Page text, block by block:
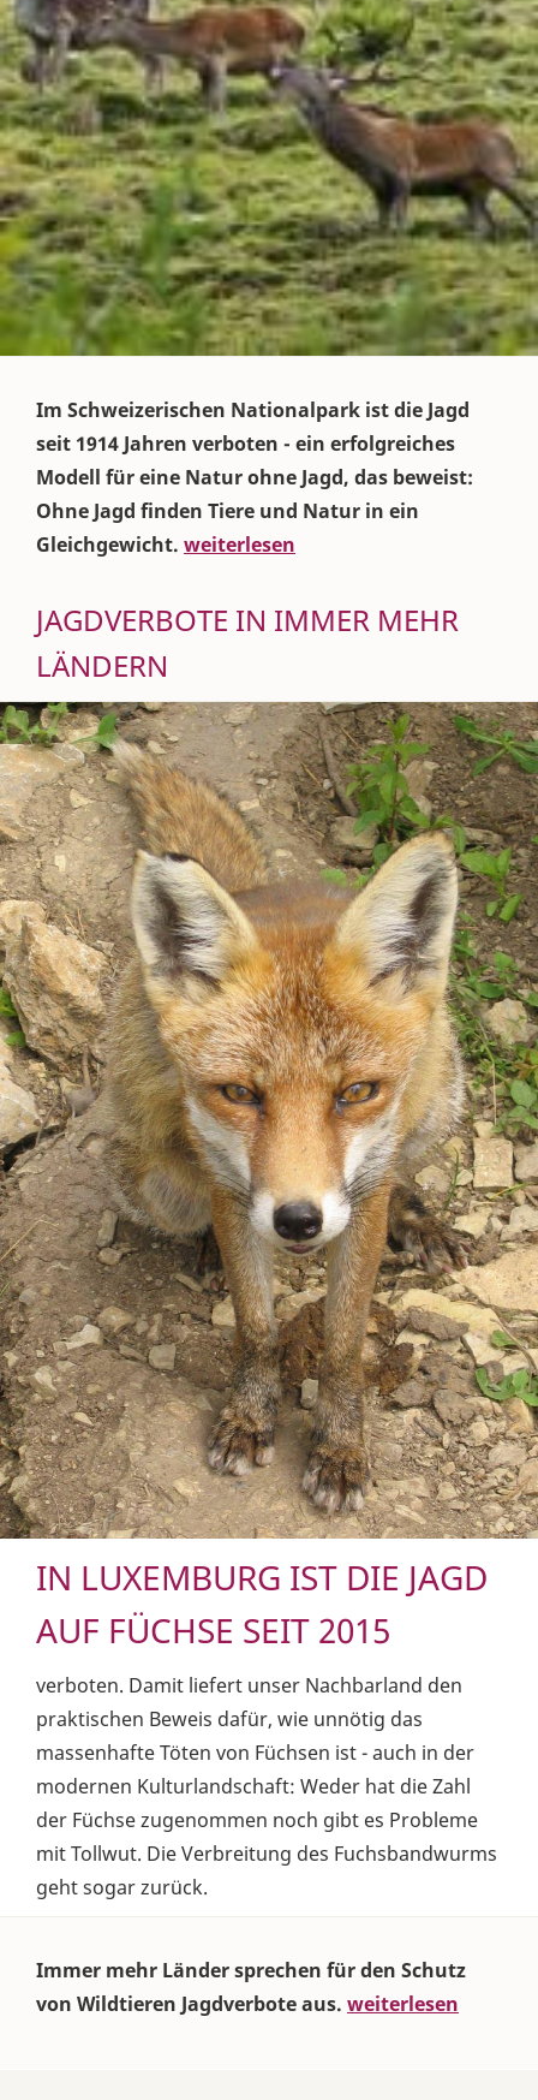
Im Schweizerischen Nationalpark ist die Jagd
seit 1914 Jahren verboten - ein erfolgreiches
Modell für eine Natur ohne Jagd, das beweist:
Ohne Jagd finden Tiere und Natur in ein
Gleichgewicht. weiterlesen
JAGDVERBOTE IN IMMER MEHR
LÄNDERN
IN LUXEMBURG IST DIE JAGD
AUF FÜCHSE SEIT 2015
verboten. Damit liefert unser Nachbarland den
praktischen Beweis dafür, wie unnötig das
massenhafte Töten von Füchsen ist - auch in der
modernen Kulturlandschaft: Weder hat die Zahl
der Füchse zugenommen noch gibt es Probleme
mit Tollwut. Die Verbreitung des Fuchsbandwurms
geht sogar zurück.
Immer mehr Länder sprechen für den Schutz
von Wildtieren Jagdverbote aus. weiterlesen